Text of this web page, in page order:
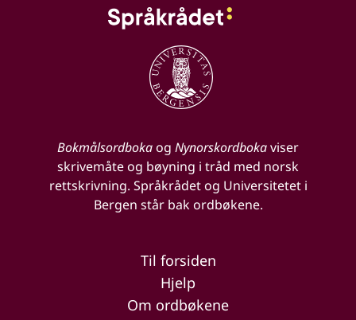
Bokmålsordbokaog Nynorskordbokaviser
skrivemåte og bøyning i tråd med norsk
rettskrivning. Språkrådet og Universitetet i
Bergen står bak ordbøkene.
Til forsiden
Hjelp
Om ordbøkene